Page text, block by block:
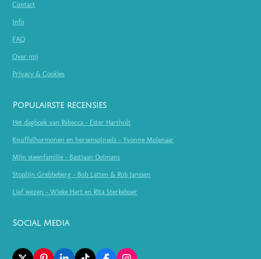
Contact
Info
FAQ
Over mij
Privacy & Cookies
Populairste recensies
Het dagboek van Rebecca - Ester Hartholt
Knuffelhormonen en hersenspinsels - Yvonne Molenaar
Mijn steenfamilie - Bastiaan Dolmans
Stoplijn Grebbeberg - Bob Latten & Rob Janssen
Lief wezen - Wieke Hart en Rita Sterkeboer
Social Media